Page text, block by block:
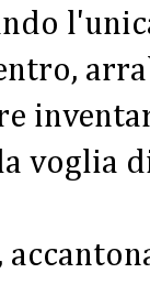
voglia